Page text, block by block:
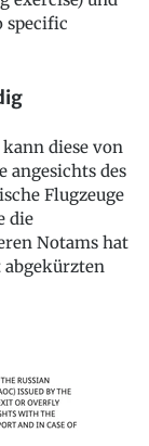
specific
diese von
angesichts des
Flugzeuge
die
Notams hat
abgekürzten